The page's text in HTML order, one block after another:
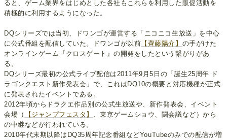
ると、ゲーム業界をはじめとした各社もこれらを利用した販促活動を
積極的に利用するようになった。
DQシリーズでは当初、ドワンゴが運営する「ニコニコ生放送」を中心
に公式番組を配信していた。ドワンゴが以前 【齊藤陽介】 の手がけた
オンラインゲーム『クロスゲート』の開発をしたという繋がりがあ
る。
DQシリーズ最初の公式ライブ配信は2011年9月5日の「誕生25周年 ド
ラゴンクエスト新作発表会」で、これはDQ10の概要と対応機種が正式
に発表されたイベントである。
2012年頃からドラクエ作品別の公式生放送や、新作発表会、イベント
会場（
【ジャンプフェスタ】 、東京ゲームショウ、闘会議など）から
の中継などが行われている。
2010年代末期以降はDQ35周年記念番組などYouTubeのみでの配信が増